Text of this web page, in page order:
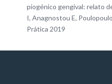
piogénico gengival: relato
I, Anagnostou E,
Prática 2019